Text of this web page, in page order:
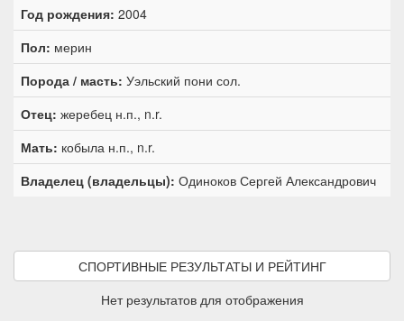
Год рождения: 2004
Пол: мерин
Порода / масть: Уэльский пони сол.
Отец: жеребец н.п., n.r.
Мать: кобыла н.п., n.r.
Владелец (владельцы): Одиноков Сергей Александрович
СПОРТИВНЫЕ РЕЗУЛЬТАТЫ И РЕЙТИНГ
Нет результатов для отображения